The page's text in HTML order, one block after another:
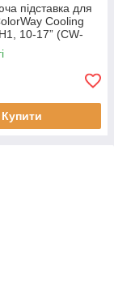
пiдставка для
Cooling
10-17” (CW-
Купити